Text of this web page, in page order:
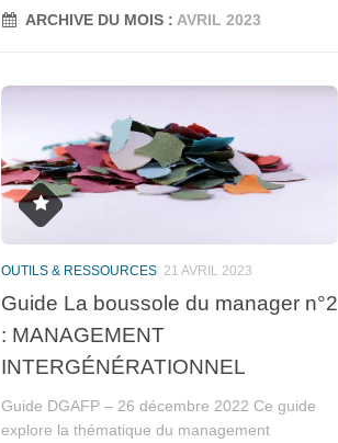
ARCHIVE DU MOIS :AVRIL 2023
OUTILS & RESSOURCES 21 AVRIL 2023
Guide La boussole du manager n°2
: MANAGEMENT
INTERGÉNÉRATIONNEL
Guide DGAFP – 26 décembre 2022 Ce guide
explore la thématique du management